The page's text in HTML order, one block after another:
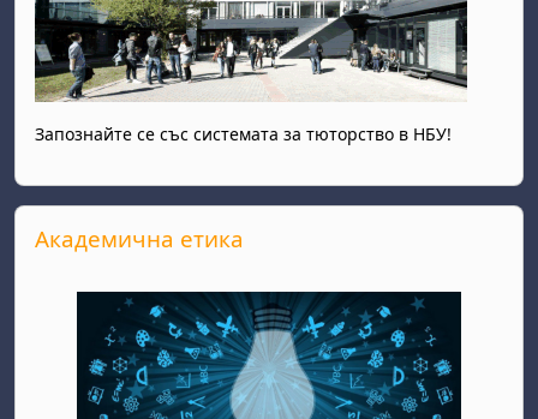
Запознайте се със системата за тюторство в НБУ!
Прескочи Академична етика
Академична етика